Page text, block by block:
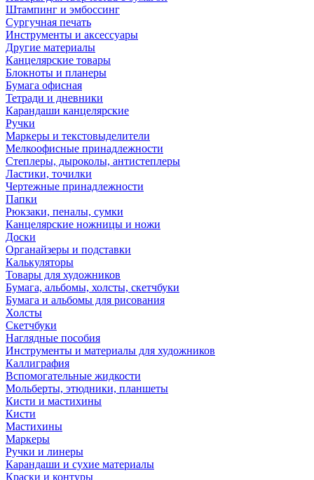
Штампинг и эмбоссинг
Сургучная печать
Инструменты и аксессуары
Другие материалы
Канцелярские товары
Блокноты и планеры
Бумага офисная
Тетради и дневники
Карандаши канцелярские
Ручки
Маркеры и текстовыделители
Мелкоофисные принадлежности
Степлеры, дыроколы, антистеплеры
Ластики, точилки
Чертежные принадлежности
Папки
Рюкзаки, пеналы, сумки
Канцелярские ножницы и ножи
Доски
Органайзеры и подставки
Калькуляторы
Товары для художников
Бумага, альбомы, холсты, скетчбуки
Бумага и альбомы для рисования
Холсты
Скетчбуки
Наглядные пособия
Инструменты и материалы для художников
Каллиграфия
Вспомогательные жидкости
Мольберты, этюдники, планшеты
Кисти и мастихины
Кисти
Мастихины
Маркеры
Ручки и линеры
Карандаши и сухие материалы
Краски и контуры